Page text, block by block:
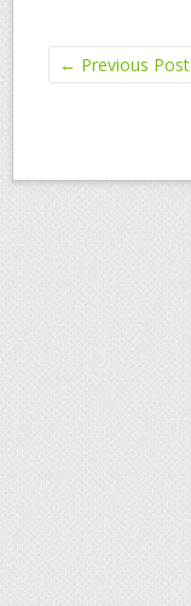
← Previous Post